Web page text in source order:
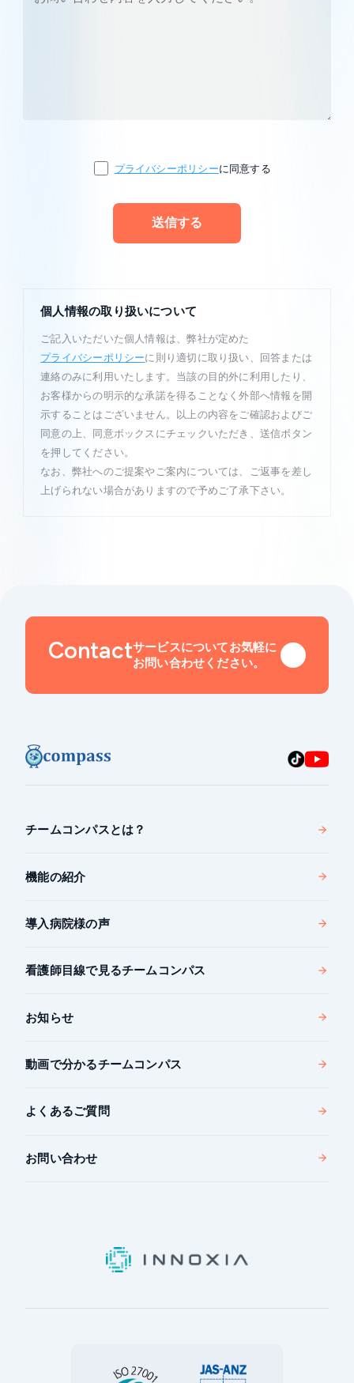
プライバシーポリシーに同意する
個人情報の取り扱いについて
ご記入いただいた個人情報は、弊社が定めた
プライバシーポリシーに則り適切に取り扱い、回答または
連絡のみに利用いたします。当該の目的外に利用したり、
お客様からの明示的な承諾を得ることなく外部へ情報を開
示することはございません。以上の内容をご確認およびご
同意の上、同意ボックスにチェックいただき、送信ボタン
を押してください。
なお、弊社へのご提案やご案内については、ご返事を差し
上げられない場合がありますので予めご了承下さい。
Contactサービスについてお気軽に
お問い合わせください。
チームコンパスとは？
機能の紹介
導入病院様の声
看護師目線で見るチームコンパス
お知らせ
動画で分かるチームコンパス
よくあるご質問
お問い合わせ